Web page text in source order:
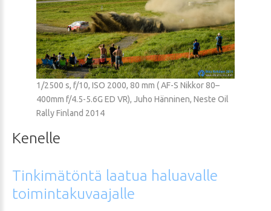
1/2500 s, f/10, ISO 2000, 80 mm ( AF-S Nikkor 80–
400mm f/4.5-5.6G ED VR), Juho Hänninen, Neste Oil
Rally Finland 2014
Kenelle
Tinkimätöntä laatua haluavalle
toimintakuvaajalle